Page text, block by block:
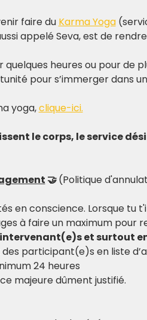
faire du Karma Yoga
appelé Seva, est de
heures ou pour de
pour s’immerger dans
yoga, clique-ici.
le corps, le service
🤝 (Politique
en conscience. Lorsque tu
à faire un maximum pour
et surtout
participant(e)s en liste
24 heures
majeure dûment justifié.